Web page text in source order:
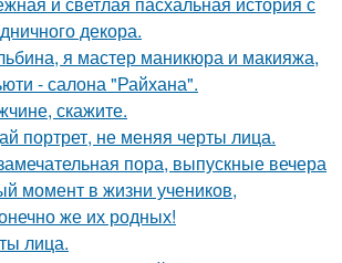
декора.
я мастер маникюра и макияжа,
- салона "Райхана".
скажите.
портрет, не меняя черты лица.
пора, выпускные вечера
момент в жизни учеников,
же их родных!
лица.